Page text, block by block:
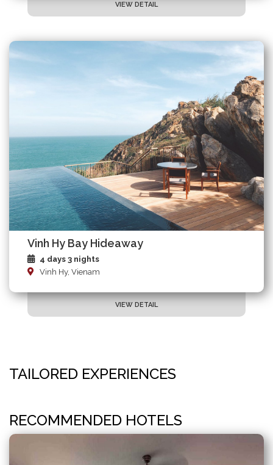
VIEW DETAIL
Vinh Hy Bay Hideaway
4 days 3 nights
Vinh Hy, Vienam
VIEW DETAIL
TAILORED EXPERIENCES
RECOMMENDED HOTELS